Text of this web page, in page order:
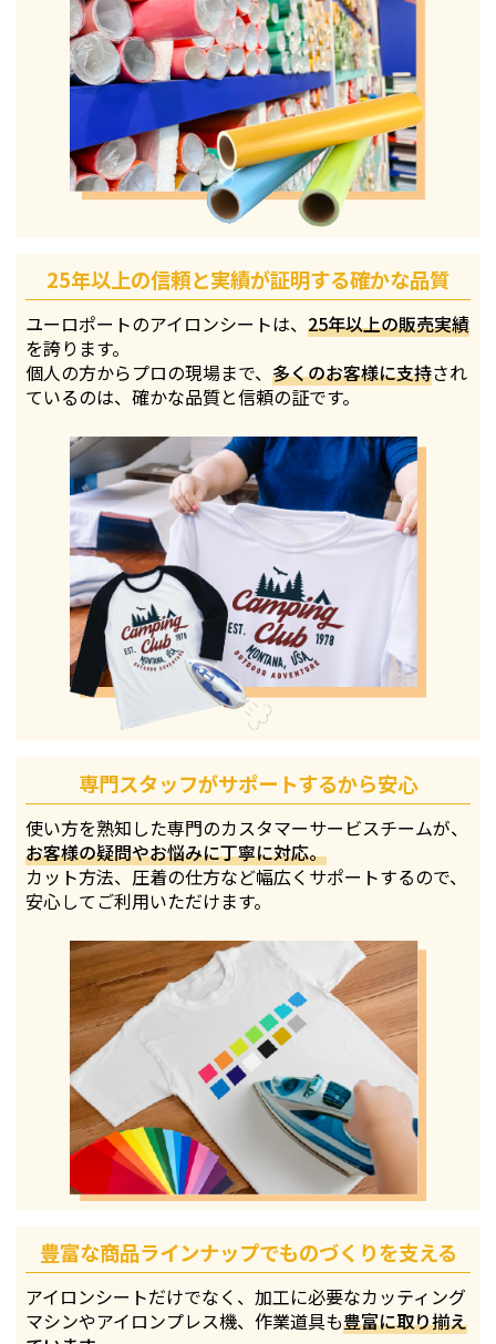
25年以上の信頼と実績が証明する確かな品質
ユーロポートのアイロンシートは、25年以上の販売実績
を誇ります。
個人の方からプロの現場まで、多くのお客様に支持され
ているのは、確かな品質と信頼の証です。
専門スタッフがサポートするから安心
使い方を熟知した専門のカスタマーサービスチームが、
お客様の疑問やお悩みに丁寧に対応。
カット方法、圧着の仕方など幅広くサポートするので、
安心してご利用いただけます。
豊富な商品ラインナップでものづくりを支える
アイロンシートだけでなく、加工に必要なカッティング
マシンやアイロンプレス機、作業道具も豊富に取り揃え